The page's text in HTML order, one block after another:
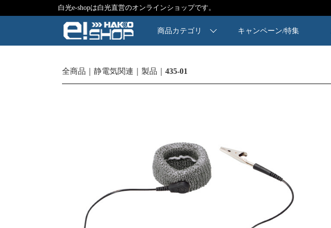
白光e-shopは白光直営のオンラインショップです。
商品カテゴリ キャンペーン/特集
全商品 静電気関連 製品 435-01